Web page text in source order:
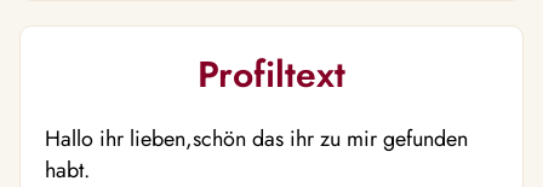
Profiltext
Hallo ihr lieben,schön das ihr zu mir gefunden
habt.